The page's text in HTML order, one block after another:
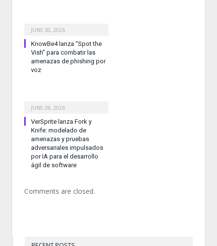
JUNE 30, 2026
KnowBe4 lanza “Spot the
Vish” para combatir las
amenazas de phishing por
voz
JUNE 28, 2026
VerSprite lanza Fork y
Knife: modelado de
amenazas y pruebas
adversariales impulsados
por IA para el desarrollo
ágil de software
Comments are closed.